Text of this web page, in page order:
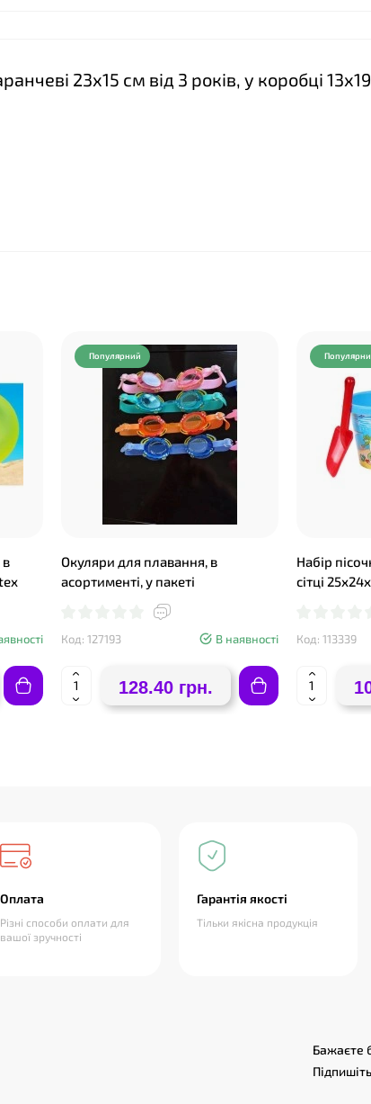
23х15 см від 3 років, у коробці
Популярний
Окуляри для плавання, в
асортименті, у пакеті
Код: 127193 В наявності
128.40 грн.
Набір
сітці
Код: 113339
Оплата
Різні способи оплати для
вашої зручності
Гарантія якості
Тільки якісна продукція
Бажаєте